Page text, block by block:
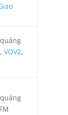
, VOV2,